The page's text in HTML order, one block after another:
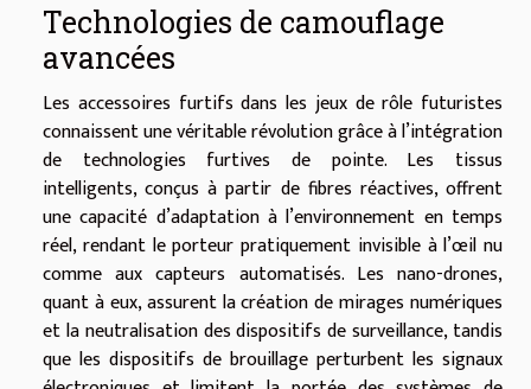
Technologies de camouflage
avancées
Les accessoires furtifs dans les jeux de rôle futuristes
connaissent une véritable révolution grâce à l’intégration
de technologies furtives de pointe. Les tissus
intelligents, conçus à partir de fibres réactives, offrent
une capacité d’adaptation à l’environnement en temps
réel, rendant le porteur pratiquement invisible à l’œil nu
comme aux capteurs automatisés. Les nano-drones,
quant à eux, assurent la création de mirages numériques
et la neutralisation des dispositifs de surveillance, tandis
que les dispositifs de brouillage perturbent les signaux